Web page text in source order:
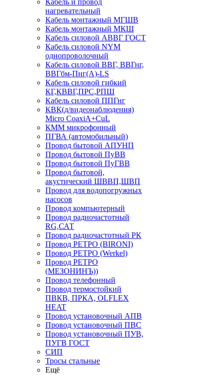
Кабель и провод
нагревательный
Кабель монтажный МГШВ
Кабель монтажный МКШ
Кабель силовой АВВГ ГОСТ
Кабель силовой NYM
однопроволочный
Кабель силовой ВВГ, ВВГнг,
ВВГбм-Пнг(А)-LS
Кабель силовой гибкий
КГ,КВВГ,ПРС,РПШ
Кабель силовой ППГнг
КВК(д/видеонаблюдения)
Micro CoaxiA+CuL
КММ микрофонный
ПГВА (автомобильный)
Провод бытовой АПУНП
Провод бытовой ПуВВ
Провод бытовой ПуГВВ
Провод бытовой,
акустический ШВВП,ШВП
Провод для водопогружных
насосов
Провод компьютерный
Провод радиочастотный
RG,САТ
Провод радиочастотный РК
Провод РЕТРО (BIRONI)
Провод РЕТРО (Werkel)
Провод РЕТРО
(МЕЗОНИНЪ))
Провод телефонный
Провод термостойкий
ПВКВ, ПРКА, OLFLEX
HEAT
Провод установочный АПВ
Провод установочный ПВС
Провод установочный ПУВ,
ПУГВ ГОСТ
СИП
Тросы стальные
Ещё